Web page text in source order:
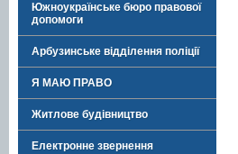
Южноукраїнське бюро правової
допомоги
Арбузинське відділення поліції
Я МАЮ ПРАВО
Житлове будівництво
Електронне звернення